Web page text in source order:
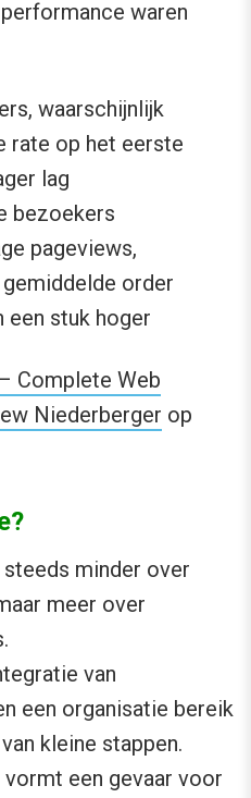
waren
waarschijnlijk
rate op het eerste
lag
bezoekers
pageviews,
order
een stuk hoger
Complete Web
Niederberger op
minder over
meer over
van
een organisatie bereik
kleine stappen.
een gevaar voor